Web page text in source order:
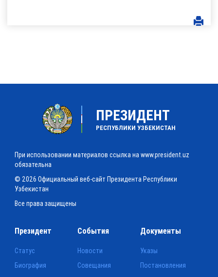
ПРЕЗИДЕНТ
РЕСПУБЛИКИ УЗБЕКИСТАН
При использовании материалов ссылка на www.president.uz
обязательна
© 2026 Официальный веб-сайт Президента Республики
Узбекистан
Все права защищены
Президент
Статус
Биография
События
Новости
Совещания
Документы
Указы
Постановления